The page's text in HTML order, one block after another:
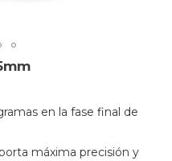
en la fase final de
máxima precisión y